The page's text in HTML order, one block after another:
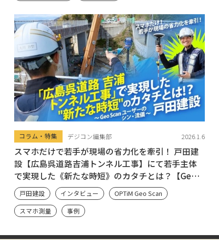
コラム・特集 デジコン編集部 2026.1.6
スマホだけで若手が現場の省力化を牽引！ 戸田建
設【広島呉道路吉浦トンネル工事】にて若手主体
で実現した《新たな時短》のカタチとは？【Geo
Scan ユーザーのシン・流儀】
戸田建設 インタビュー
OPTiM Geo Scan
スマホ測量
事例